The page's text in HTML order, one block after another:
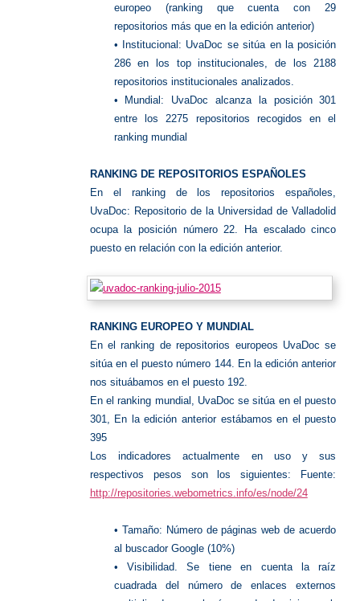
europeo (ranking que cuenta con 29
repositorios más que en la edición anterior)
• Institucional: UvaDoc se sitúa en la posición
286 en los top institucionales, de los 2188
repositorios institucionales analizados.
• Mundial: UvaDoc alcanza la posición 301
entre los 2275 repositorios recogidos en el
ranking mundial
RANKING DE REPOSITORIOS ESPAÑOLES
En el ranking de los repositorios españoles,
UvaDoc: Repositorio de la Universidad de Valladolid
ocupa la posición número 22. Ha escalado cinco
puesto en relación con la edición anterior.
RANKING EUROPEO Y MUNDIAL
En el ranking de repositorios europeos UvaDoc se
sitúa en el puesto número 144. En la edición anterior
nos situábamos en el puesto 192.
En el ranking mundial, UvaDoc se sitúa en el puesto
301, En la edición anterior estábamos en el puesto
395
Los indicadores actualmente en uso y sus
respectivos pesos son los siguientes: Fuente:
http://repositories.webometrics.info/es/node/24
• Tamaño: Número de páginas web de acuerdo
al buscador Google (10%)
• Visibilidad. Se tiene en cuenta la raíz
cuadrada del número de enlaces externos